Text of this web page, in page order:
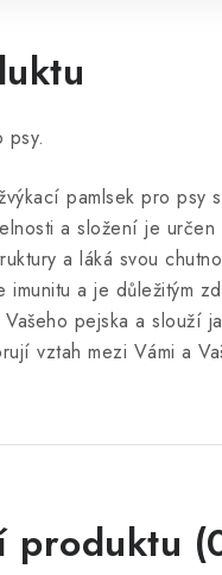
psy.
pamlsek pro psy
a složení je
a láká svou
imunitu a je důležitým
pejska a slouží
vztah mezi Vámi a
produktu